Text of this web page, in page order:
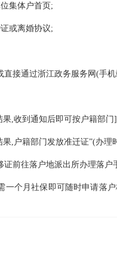
集体户首页;
或离婚协议;
接通过浙江政务服务网(手
,收到通知后即可按户籍部
,户籍部门发放准迁证”(办
前往落户地派出所办理落户
个月社保即可随时申请落